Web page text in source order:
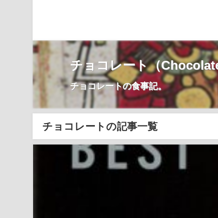
チョコレート（
チョコレートの食事記。
チョコレートの記事一覧